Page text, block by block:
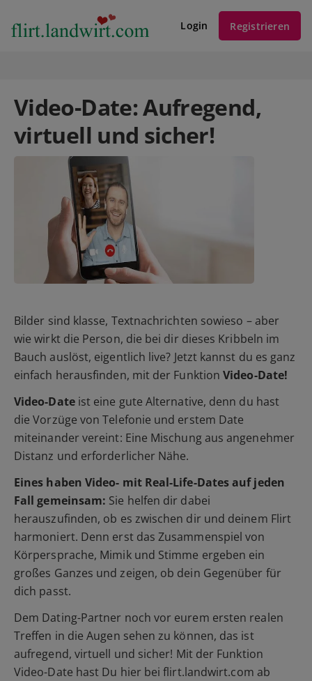
Login Registrieren
Video-Date: Aufregend,
virtuell und sicher!
Bilder sind klasse, Textnachrichten sowieso – aber
wie wirkt die Person, die bei dir dieses Kribbeln im
Bauch auslöst, eigentlich live? Jetzt kannst du es ganz
einfach herausfinden, mit der FunktionVideo-Date!
Video-Dateist eine gute Alternative, denn du hast
die Vorzüge von Telefonie und erstem Date
miteinander vereint: Eine Mischung aus angenehmer
Distanz und erforderlicher Nähe.
Eines haben Video- mit Real-Life-Dates auf jeden
Fall gemeinsam: Sie helfen dir dabei
herauszufinden, ob es zwischen dir und deinem Flirt
harmoniert. Denn erst das Zusammenspiel von
Körpersprache, Mimik und Stimme ergeben ein
großes Ganzes und zeigen, ob dein Gegenüber für
dich passt.
Dem Dating-Partner noch vor eurem ersten realen
Treffen in die Augen sehen zu können, das ist
aufregend, virtuell und sicher! Mit der Funktion
Video-Date hast Du hier bei flirt.landwirt.com ab